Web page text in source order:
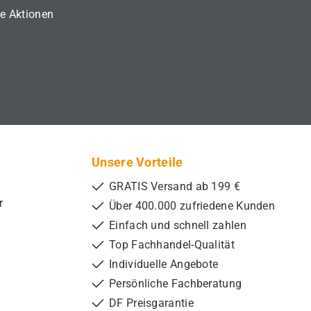
Aktionen
Unsere Vorteile
GRATIS Versand ab 199 €
Über 400.000 zufriedene Kunden
Einfach und schnell zahlen
Top Fachhandel-Qualität
Individuelle Angebote
Persönliche Fachberatung
DF Preisgarantie